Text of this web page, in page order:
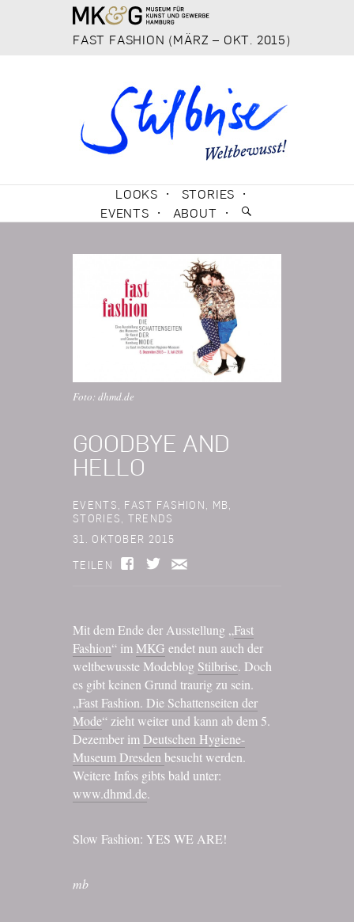
FAST FASHION (MÄRZ – OKT. 2015)
SKIP TO CONTENTLOOKS
STORIES
EVENTS
ABOUT
Foto: dhmd.de
GOODBYE AND
HELLO
EVENTS, FAST FASHION, MB,
STORIES, TRENDS
31. OKTOBER 2015
TEILEN
Mit dem Ende der Ausstellung „Fast
Fashion“ im MKG endet nun auch der
weltbewusste Modeblog Stilbrise. Doch
es gibt keinen Grund traurig zu sein.
„Fast Fashion. Die Schattenseiten der
Mode“ zieht weiter und kann ab dem 5.
Dezember im Deutschen Hygiene-
Museum Dresden besucht werden.
Weitere Infos gibts bald unter:
www.dhmd.de.
Slow Fashion: YES WE ARE!
mb